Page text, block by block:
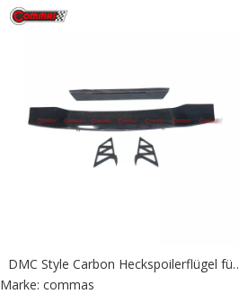
DMC Style Carbon Heckspoilerflügel für
Lamborghini Huracan LP610 LP580
Marke: commas